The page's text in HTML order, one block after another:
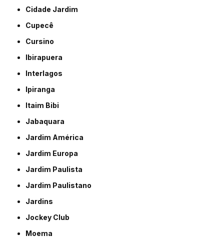
Cidade Jardim
Cupecê
Cursino
Ibirapuera
Interlagos
Ipiranga
Itaim Bibi
Jabaquara
Jardim América
Jardim Europa
Jardim Paulista
Jardim Paulistano
Jardins
Jockey Club
Moema